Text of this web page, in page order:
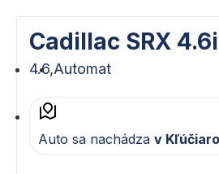
Cadillac SRX
4.6,Automat
Auto sa nachádza v